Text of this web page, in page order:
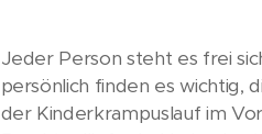
Jeder Person steht es frei
persönlich finden es wichtig,
der Kinderkrampuslauf im